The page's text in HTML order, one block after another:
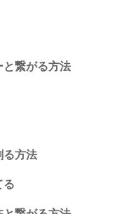
と繋がる方法
る方法
る